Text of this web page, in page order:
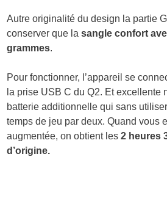
Autre originalité du design la partie
conserver que lasangle confort
grammes.
Pour fonctionner, l’appareil se
la prise USB C du Q2. Et excellente
batterie additionnelle qui sans
temps de jeu par deux. Quand vous
augmentée, on obtient les 2 heures
d’origine.